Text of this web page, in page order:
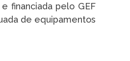
financiada pelo GEF
de equipamentos